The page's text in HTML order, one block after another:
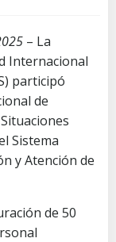
– La
Internacional
participó
de
Sistema
y Atención de
de 50